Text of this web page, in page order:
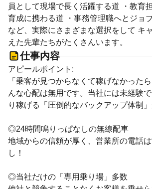
員として現場で長く活躍する道 ・教育
育成に携わる道 ・事務管理職へとジョ
など、実際にさまざまな選択をして キ
えた先輩たちがたくさんいます。
仕事内容
アピールポイント:
「乗客が見つからなくて稼げなかった
んな心配は無用です。当社には未経験
り稼げる「圧倒的なバックアップ体制」
◎24時間鳴りっぱなしの無線配車
地域からの信頼が厚く、営業所の電話
し！
◎当社だけの「専用乗り場」多数